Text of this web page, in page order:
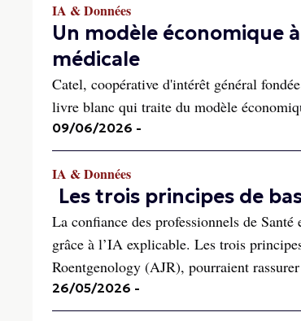
IA & Données
Un modèle économique
médicale
Catel, coopérative d'intérêt général
livre blanc qui traite du modèle
09/06/2026 -
IA & Données
Les trois principes de
La confiance des professionnels de
grâce à l’IA explicable. Les trois
Roentgenology (AJR), pourraient
26/05/2026 -